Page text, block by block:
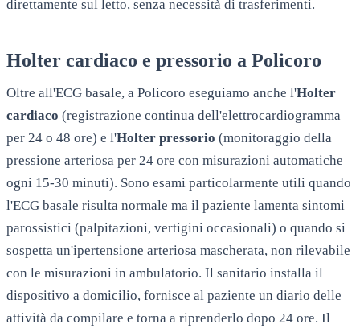
direttamente sul letto, senza necessità di trasferimenti.
Holter cardiaco e pressorio a Policoro
Oltre all'ECG basale, a Policoro eseguiamo anche l'Holter
cardiaco (registrazione continua dell'elettrocardiogramma
per 24 o 48 ore) e l'Holter pressorio (monitoraggio della
pressione arteriosa per 24 ore con misurazioni automatiche
ogni 15-30 minuti). Sono esami particolarmente utili quando
l'ECG basale risulta normale ma il paziente lamenta sintomi
parossistici (palpitazioni, vertigini occasionali) o quando si
sospetta un'ipertensione arteriosa mascherata, non rilevabile
con le misurazioni in ambulatorio. Il sanitario installa il
dispositivo a domicilio, fornisce al paziente un diario delle
attività da compilare e torna a riprenderlo dopo 24 ore. Il